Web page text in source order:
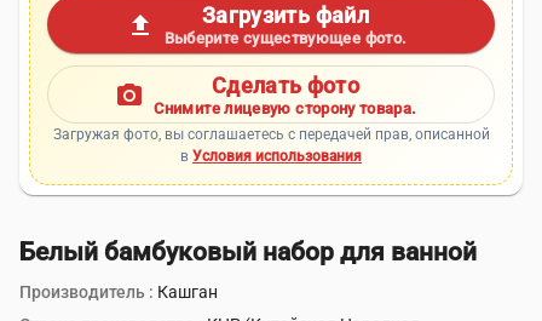
upload Загрузить файл
Выберите существующее фото.
photo_camera Сделать фото
Снимите лицевую сторону товара.
Загружая фото, вы соглашаетесь с передачей прав, описанной
в Условия использования
Белый бамбуковый набор для ванной
Производитель : Кашган